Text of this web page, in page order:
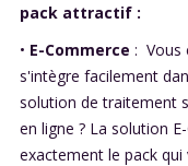
pack attractif :
• E-Commerce : Vous
s'intègre facilement
solution de traitement
en ligne ? La solution
exactement le pack qui